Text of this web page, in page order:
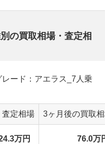
の買取相場・査定相
レード：アエラス_7人乗
査定相場 3ヶ月後の買取
万円 76.0万